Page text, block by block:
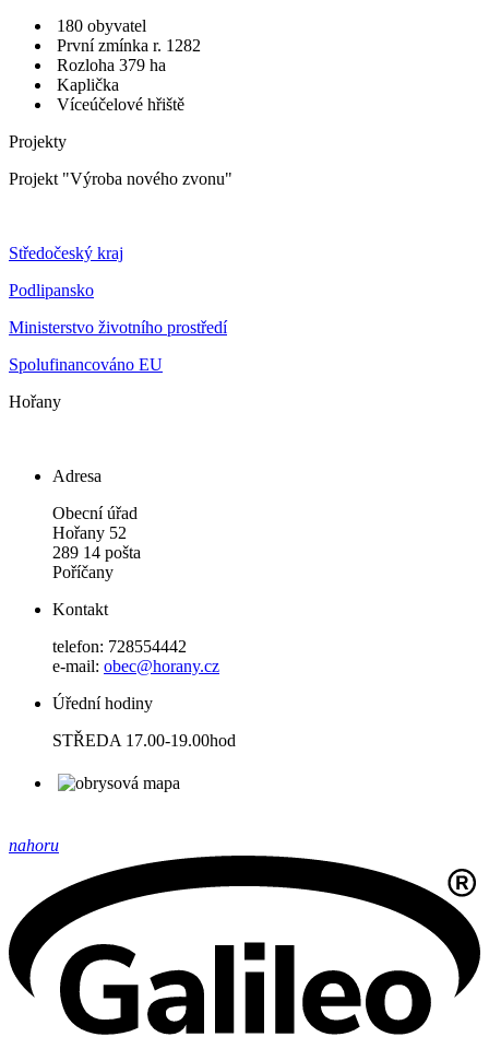
180 obyvatel
První zmínka r. 1282
Rozloha 379 ha
Kaplička
Víceúčelové hřiště
Projekty
Projekt "Výroba nového zvonu"
Středočeský kraj
Podlipansko
Ministerstvo životního prostředí
Spolufinancováno EU
Hořany
Adresa
Obecní úřad
Hořany 52
289 14 pošta
Poříčany
Kontakt
telefon: 728554442
e-mail: obec@horany.cz
Úřední hodiny
STŘEDA 17.00-19.00hod
nahoru